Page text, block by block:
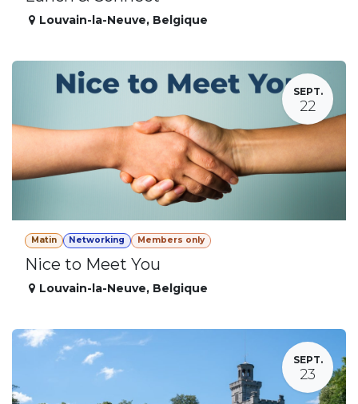
Louvain-la-Neuve, Belgique
SEPT.
22
Matin Networking Members only
Nice to Meet You
Louvain-la-Neuve, Belgique
SEPT.
23